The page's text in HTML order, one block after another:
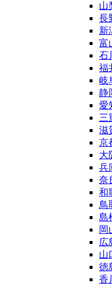
山
長
新
富
石
福
岐
静
愛
三
滋
京
大
兵
奈
和
鳥
島
岡
広
山
徳
香